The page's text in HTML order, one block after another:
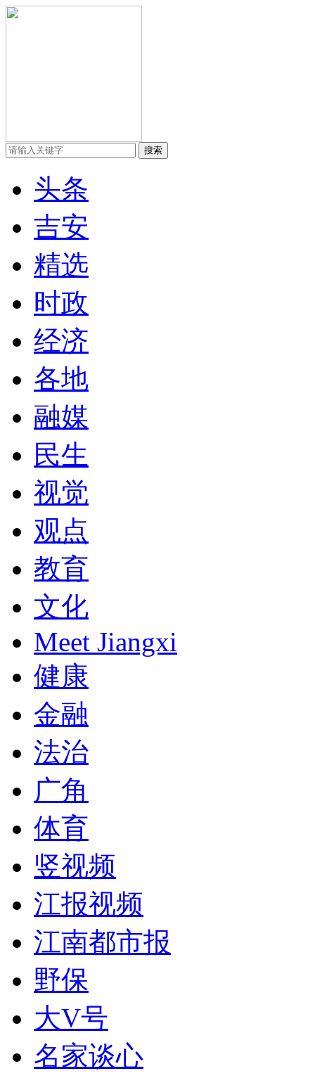
头条
吉安
精选
时政
经济
各地
融媒
民生
视觉
观点
教育
文化
Meet Jiangxi
健康
金融
法治
广角
体育
竖视频
江报视频
江南都市报
野保
大V号
名家谈心